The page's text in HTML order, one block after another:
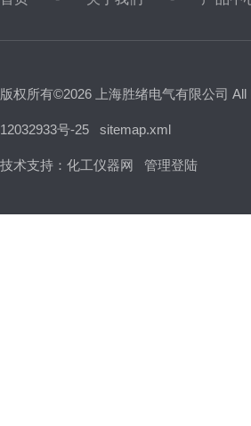
版权所有©2026 上海胜绪电气有限公司
12032933号-25 sitemap.xml
技术支持： 化工仪器网 管理登陆